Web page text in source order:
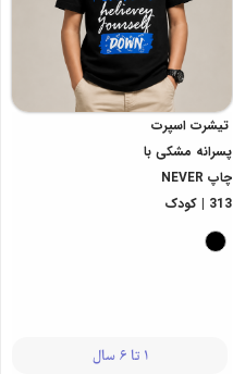
تیشرت اسپرت
پسرانه مشکی با
چاپ NEVER
313 | کودک
1 تا 6 سال